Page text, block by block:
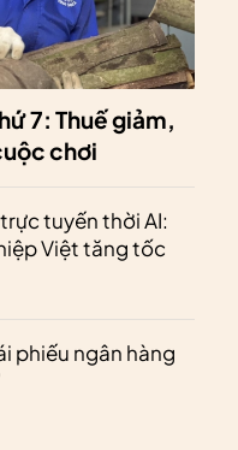
7: Thuế giảm,
chơi
tuyến thời AI:
Việt tăng tốc
phiếu ngân hàng